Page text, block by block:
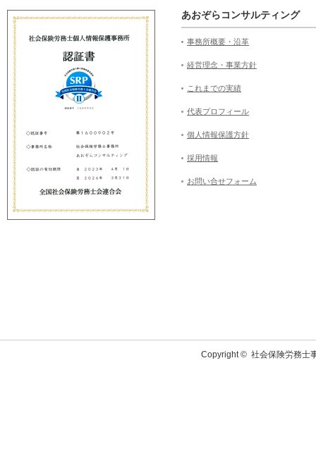
あおぞらコンサルティング
事務所概要・沿革
経営理念・事業方針
これまでの実績
代表プロフィール
個人情報保護方針
採用情報
お問い合せフォーム
Copyright © 社会保険労務士